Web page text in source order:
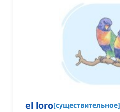
el loro[существительное]